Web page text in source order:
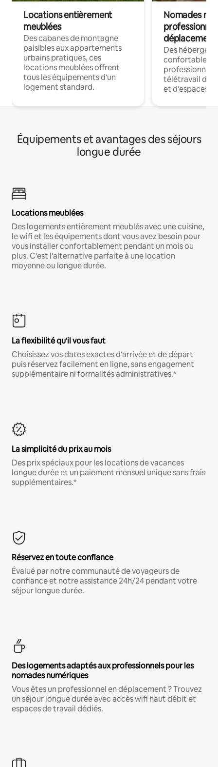
Locations entièrement
meublées
Des cabanes de montagne
paisibles aux appartements
urbains pratiques, ces
locations meublées offrent
tous les équipements d'un
logement standard.
Nomades
déplacement
Des
confortables
professionnels
télétravail
et d'espaces
Équipements et avantages des séjours
longue durée
Locations meublées
Des logements entièrement meublés avec une cuisine,
le wifi et les équipements dont vous avez besoin pour
vous installer confortablement pendant un mois ou
plus. C'est l'alternative parfaite à une location
moyenne ou longue durée.
La flexibilité qu'il vous faut
Choisissez vos dates exactes d'arrivée et de départ
puis réservez facilement en ligne, sans engagement
supplémentaire ni formalités administratives.*
La simplicité du prix au mois
Des prix spéciaux pour les locations de vacances
longue durée et un paiement mensuel unique sans frais
supplémentaires.*
Réservez en toute confiance
Évalué par notre communauté de voyageurs de
confiance et notre assistance 24h/24 pendant votre
séjour longue durée.
Des logements adaptés aux professionnels pour les
nomades numériques
Vous êtes un professionnel en déplacement ? Trouvez
un séjour longue durée avec accès wifi haut débit et
espaces de travail dédiés.